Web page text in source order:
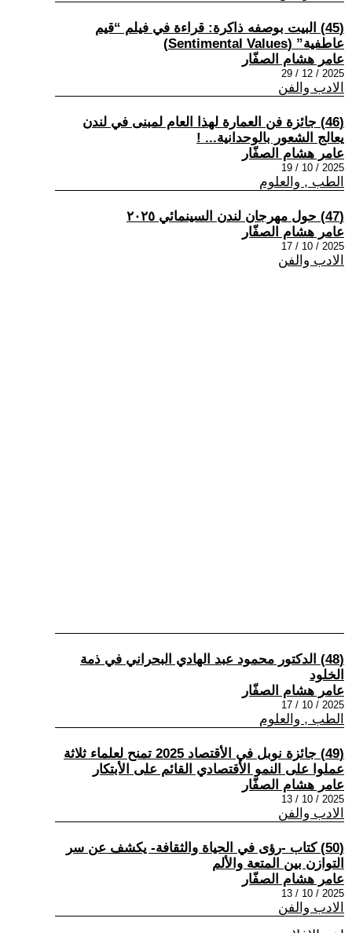
(45) البيت بوصفه ذاكرة: قراءة في فيلم “قيم
عاطفية” (Sentimental Values)
عامر هشام الصفّار
2025 / 12 / 29
الادب والفن
(46) جائزة فن العمارة لهذا العام لمبنى في لندن
يعالج الشعور بالوحدانية... !
عامر هشام الصفّار
2025 / 10 / 19
الطب , والعلوم
(47) حول مهرجان لندن السينمائي ٢٠٢٥
عامر هشام الصفّار
2025 / 10 / 17
الادب والفن
(48) الدكتور محمود عبد الهادي البحراني في ذمة
الخلود
عامر هشام الصفّار
2025 / 10 / 17
الطب , والعلوم
(49) جائزة نوبل في الأقتصاد 2025 تمنح لعلماء ثلاثة
عملوا على النمو الأقتصادي القائم على الأبتكار
عامر هشام الصفّار
2025 / 10 / 13
الادب والفن
(50) كتاب -رؤى في الحياة والثقافة- يكشف عن سر
التوازن بين المتعة والألم
عامر هشام الصفّار
2025 / 10 / 13
الادب والفن